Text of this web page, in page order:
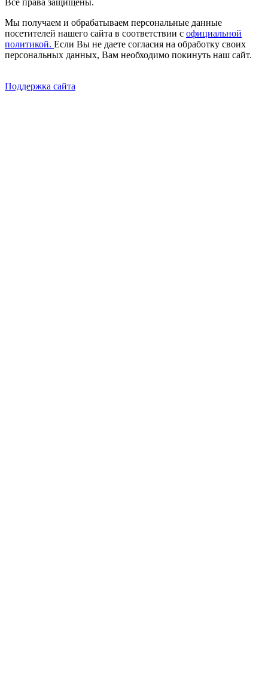
Все права защищены.
Мы получаем и обрабатываем персональные данные
посетителей нашего сайта в соответствии с официальной
политикой. Если Вы не даете согласия на обработку своих
персональных данных, Вам необходимо покинуть наш сайт.
Поддержка сайта